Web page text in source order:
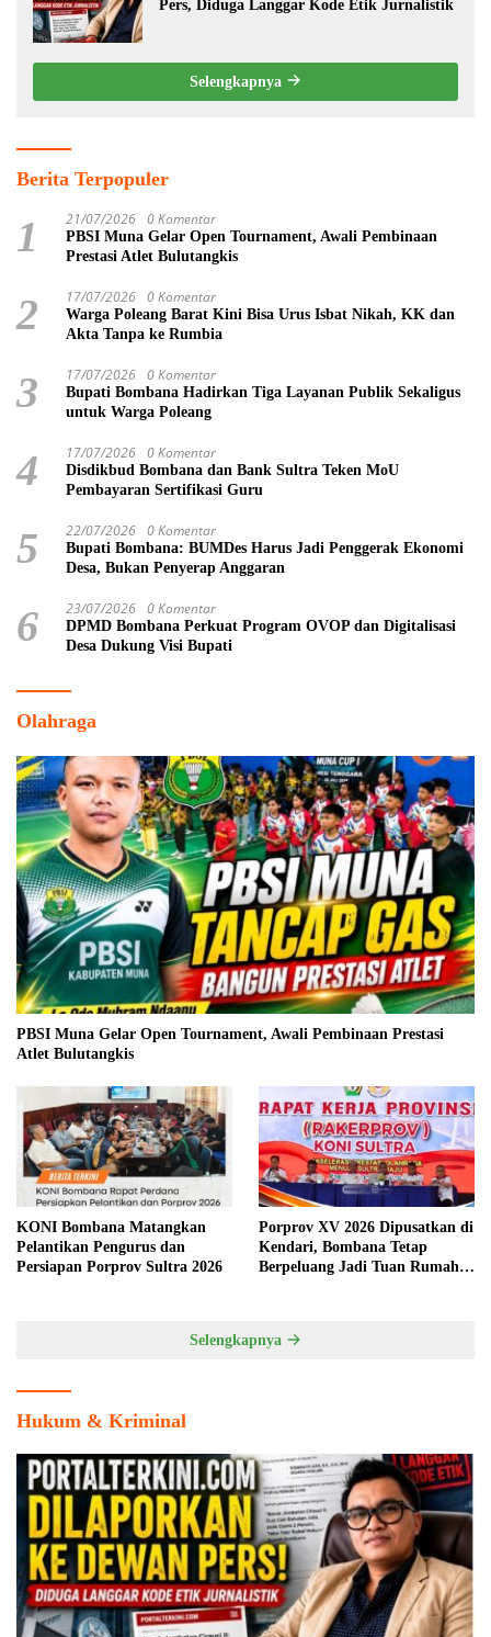
Pers, Diduga Langgar Kode Etik Jurnalistik
Selengkapnya
Berita Terpopuler
1 21/07/2026 0 Komentar
PBSI Muna Gelar Open Tournament, Awali Pembinaan
Prestasi Atlet Bulutangkis
2 17/07/2026 0 Komentar
Warga Poleang Barat Kini Bisa Urus Isbat Nikah, KK dan
Akta Tanpa ke Rumbia
3 17/07/2026 0 Komentar
Bupati Bombana Hadirkan Tiga Layanan Publik Sekaligus
untuk Warga Poleang
4 17/07/2026 0 Komentar
Disdikbud Bombana dan Bank Sultra Teken MoU
Pembayaran Sertifikasi Guru
5 22/07/2026 0 Komentar
Bupati Bombana: BUMDes Harus Jadi Penggerak Ekonomi
Desa, Bukan Penyerap Anggaran
6 23/07/2026 0 Komentar
DPMD Bombana Perkuat Program OVOP dan Digitalisasi
Desa Dukung Visi Bupati
Olahraga
PBSI Muna Gelar Open Tournament, Awali Pembinaan Prestasi
Atlet Bulutangkis
KONI Bombana Matangkan
Pelantikan Pengurus dan
Persiapan Porprov Sultra 2026
Porprov XV 2026 Dipusatkan di
Kendari, Bombana Tetap
Berpeluang Jadi Tuan Rumah
Selengkapnya
Hukum & Kriminal